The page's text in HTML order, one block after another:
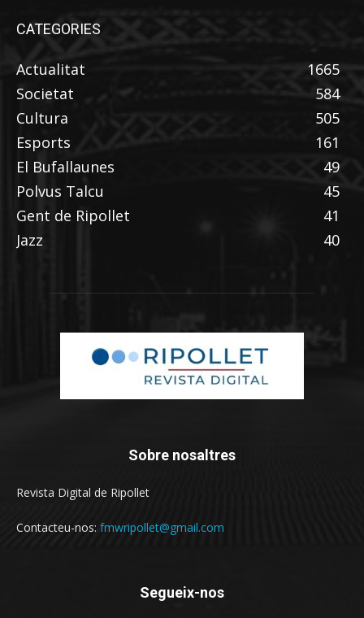
CATEGORIES
Actualitat
1665
Societat
584
Cultura
505
Esports
161
El Bufallaunes
49
Polvus Talcu
45
Gent de Ripollet
41
Jazz
40
Sobre nosaltres
Revista Digital de Ripollet
Contacteu-nos: fmwripollet@gmail.com
Segueix-nos